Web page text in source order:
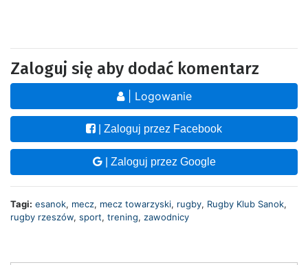
Zaloguj się aby dodać komentarz
| Logowanie
| Zaloguj przez Facebook
| Zaloguj przez Google
Tagi: esanok, mecz, mecz towarzyski, rugby, Rugby Klub Sanok,
rugby rzeszów, sport, trening, zawodnicy